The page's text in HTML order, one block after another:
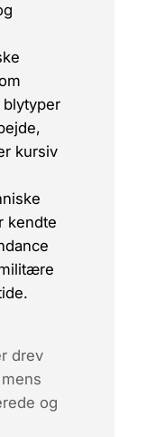
blytyper
kursiv
kendte
drev
og